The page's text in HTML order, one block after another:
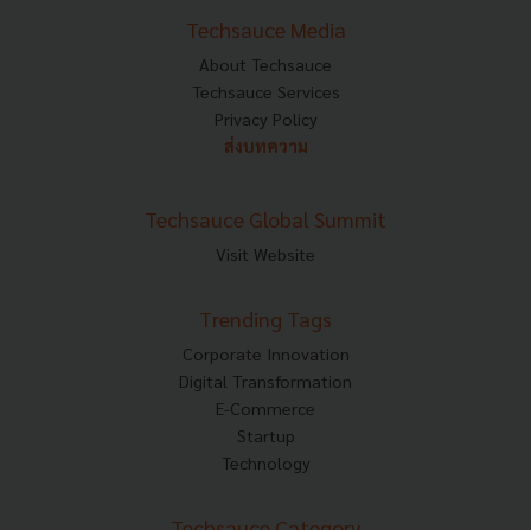
Techsauce Media
About Techsauce
Techsauce Services
Privacy Policy
ส่งบทความ
Techsauce Global Summit
Visit Website
Trending Tags
Corporate Innovation
Digital Transformation
E-Commerce
Startup
Technology